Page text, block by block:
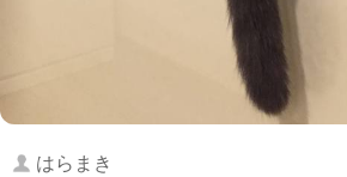
はらまき